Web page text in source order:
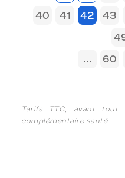
40
41 42 43
...
60
Tarifs TTC, avant tout
complémentaire santé